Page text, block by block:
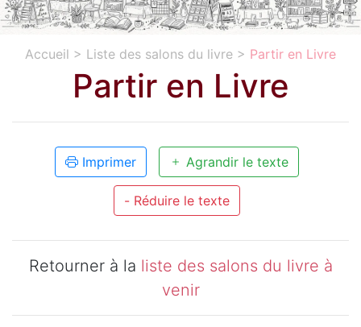
Accueil > Liste des salons du livre > Partir en Livre
Partir en Livre
Imprimer Agrandir le texte
- Réduire le texte
Retourner à la liste des salons du livre à
venir